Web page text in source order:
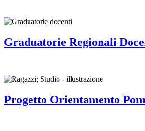
Graduatorie Regionali
Progetto Orientamento